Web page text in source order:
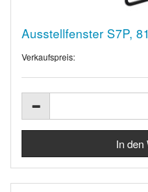
Ausstellfenster S7P,
Verkaufspreis: